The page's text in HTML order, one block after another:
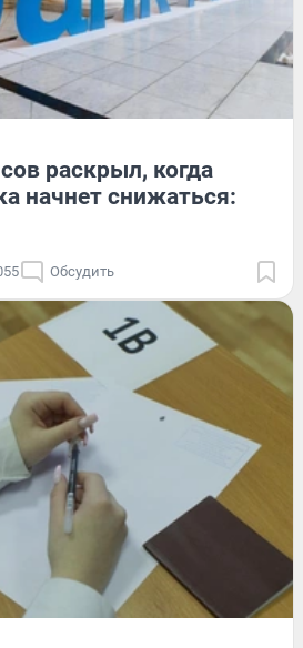
раскрыл, когда
начнет снижаться:
Обсудить